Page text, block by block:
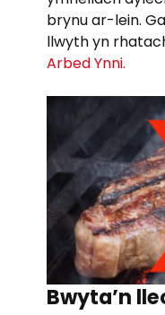
brynu ar-lein.
llwyth yn
Arbed Ynni.
Bwyta’n